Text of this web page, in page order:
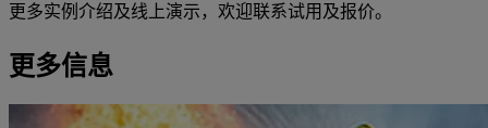
更多实例介绍及线上演示，欢迎联系试用及报价。
更多信息